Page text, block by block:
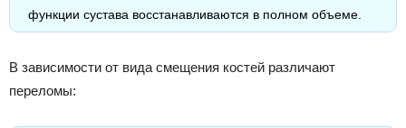
функции сустава восстанавливаются в полном объеме.
В зависимости от вида смещения костей различают
переломы: